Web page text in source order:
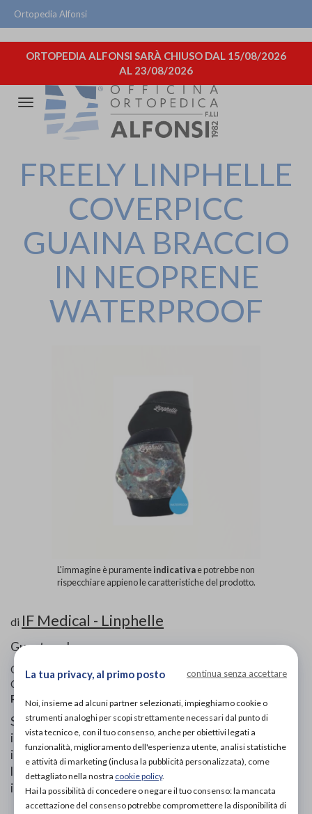
Ortopedia Alfonsi
ORTOPEDIA ALFONSI SARÀ CHIUSO DAL 15/08/2026
AL 23/08/2026
Attiva/disattiva
navigazione
FREELY LINPHELLE
COVERPICC
GUAINA BRACCIO
IN NEOPRENE
WATERPROOF
L'immagine è puramenteindicativae potrebbe non
rispecchiare appieno le caratteristiche del prodotto.
di IF Medical - Linphelle
Guanto palmare
Codice OTGP: IF4WA16575 | Riferimento produttore:310C
Codice Nomenclatore tariffario:
Prodotti ortopedici » Tape e bendaggi
Si tratta di una guaina in neoprene completamente
impermeabile che permette di fare la doccia e
immergersi nell’acqua, in piscina o al mare, in piena
libertà e sicurezza. Morbida e resistente è semplice da
indossare. È lavabile e riutilizzabile.
La tua privacy, al primo posto continua senza accettare
Noi, insieme ad alcuni partner selezionati, impieghiamo cookie o
strumenti analoghi per scopi strettamente necessari dal punto di
vista tecnico e, con il tuo consenso, anche per obiettivi legati a
funzionalità, miglioramento dell'esperienza utente, analisi statistiche
e attività di marketing (inclusa la pubblicità personalizzata), come
dettagliato nella nostra cookie policy.
Hai la possibilità di concedere o negare il tuo consenso: la mancata
accettazione del consenso potrebbe compromettere la disponibilità di